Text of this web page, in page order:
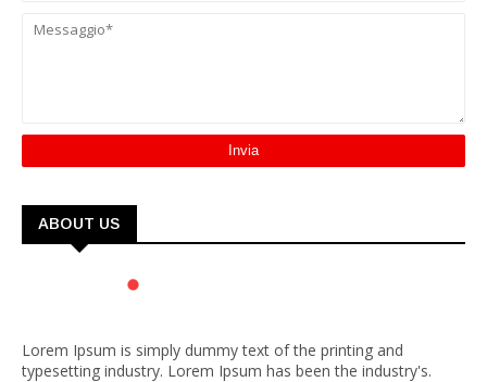
ABOUT US
Lorem Ipsum is simply dummy text of the printing and
typesetting industry. Lorem Ipsum has been the industry's.